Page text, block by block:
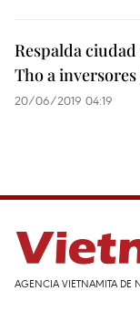
Respalda
Tho a
20/06/2019 04:19
AGENCIA VIETNAMITA DE